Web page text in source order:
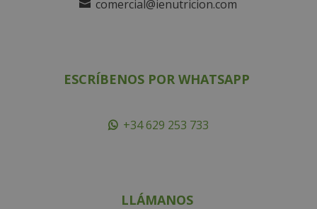
comercial@ienutricion.com
ESCRÍBENOS POR WHATSAPP
+34 629 253 733
LLÁMANOS